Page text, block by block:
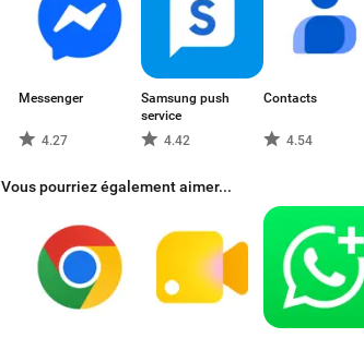
Messenger
4.27
Samsung push
service
4.42
Contacts
4.54
Vous pourriez également aimer...